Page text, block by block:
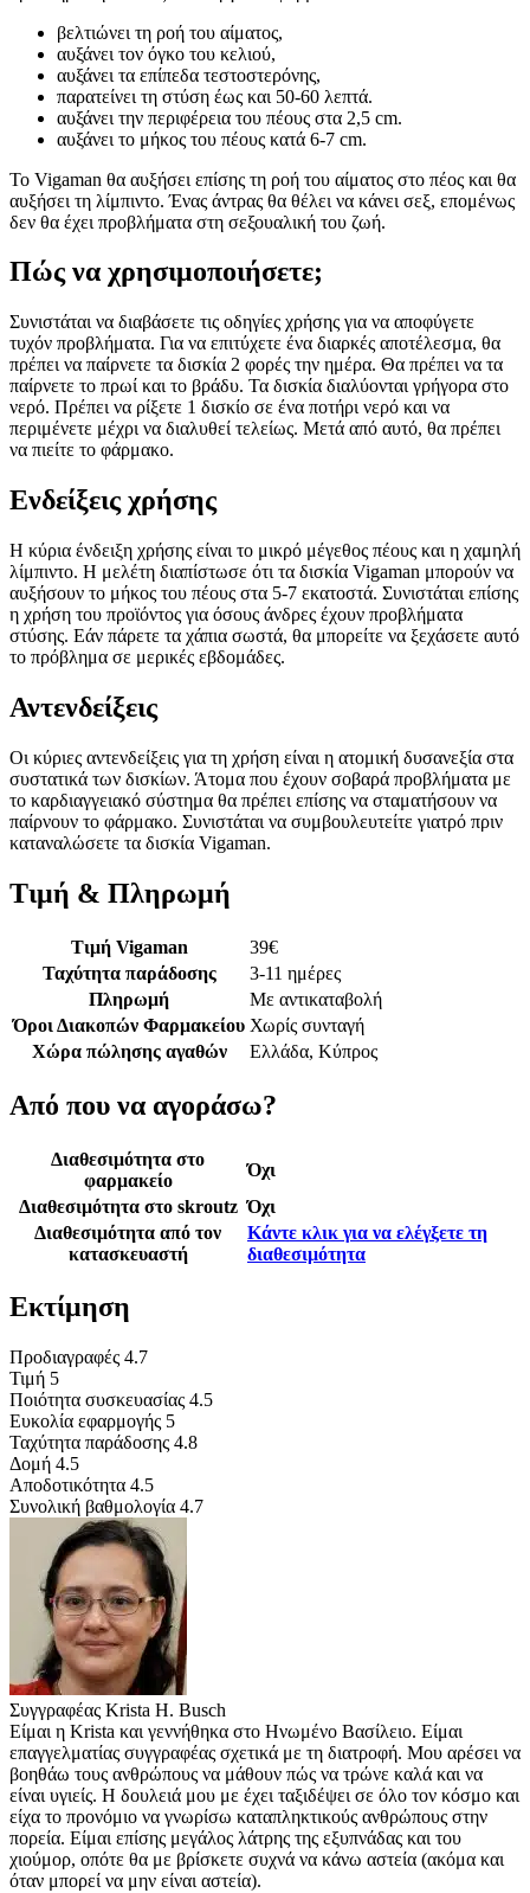
βελτιώνει τη ροή του αίματος,
αυξάνει τον όγκο του κελιού,
αυξάνει τα επίπεδα τεστοστερόνης,
παρατείνει τη στύση έως και 50-60 λεπτά.
αυξάνει την περιφέρεια του πέους στα 2,5 cm.
αυξάνει το μήκος του πέους κατά 6-7 cm.
Το Vigaman θα αυξήσει επίσης τη ροή του αίματος στο πέος και θα
αυξήσει τη λίμπιντο. Ένας άντρας θα θέλει να κάνει σεξ, επομένως
δεν θα έχει προβλήματα στη σεξουαλική του ζωή.
Πώς να χρησιμοποιήσετε;
Συνιστάται να διαβάσετε τις οδηγίες χρήσης για να αποφύγετε
τυχόν προβλήματα. Για να επιτύχετε ένα διαρκές αποτέλεσμα, θα
πρέπει να παίρνετε τα δισκία 2 φορές την ημέρα. Θα πρέπει να τα
παίρνετε το πρωί και το βράδυ. Τα δισκία διαλύονται γρήγορα στο
νερό. Πρέπει να ρίξετε 1 δισκίο σε ένα ποτήρι νερό και να
περιμένετε μέχρι να διαλυθεί τελείως. Μετά από αυτό, θα πρέπει
να πιείτε το φάρμακο.
Ενδείξεις χρήσης
Η κύρια ένδειξη χρήσης είναι το μικρό μέγεθος πέους και η χαμηλή
λίμπιντο. Η μελέτη διαπίστωσε ότι τα δισκία Vigaman μπορούν να
αυξήσουν το μήκος του πέους στα 5-7 εκατοστά. Συνιστάται επίσης
η χρήση του προϊόντος για όσους άνδρες έχουν προβλήματα
στύσης. Εάν πάρετε τα χάπια σωστά, θα μπορείτε να ξεχάσετε αυτό
το πρόβλημα σε μερικές εβδομάδες.
Αντενδείξεις
Οι κύριες αντενδείξεις για τη χρήση είναι η ατομική δυσανεξία στα
συστατικά των δισκίων. Άτομα που έχουν σοβαρά προβλήματα με
το καρδιαγγειακό σύστημα θα πρέπει επίσης να σταματήσουν να
παίρνουν το φάρμακο. Συνιστάται να συμβουλευτείτε γιατρό πριν
καταναλώσετε τα δισκία Vigaman.
Τιμή & Πληρωμή
Τιμή Vigaman 39€
Ταχύτητα παράδοσης
3-11 ημέρες
Πληρωμή
Με αντικαταβολή
Όροι Διακοπών Φαρμακείου Χωρίς συνταγή
Χώρα πώλησης αγαθών
Ελλάδα, Κύπρος
Από που να αγοράσω?
Διαθεσιμότητα στο
φαρμακείο
Όχι
Διαθεσιμότητα στο skroutz Όχι
Διαθεσιμότητα από τον
κατασκευαστή
Κάντε κλικ για να ελέγξετε τη
διαθεσιμότητα
Εκτίμηση
Προδιαγραφές 4.7
Τιμή 5
Ποιότητα συσκευασίας 4.5
Ευκολία εφαρμογής 5
Ταχύτητα παράδοσης 4.8
Δομή 4.5
Αποδοτικότητα 4.5
Συνολική βαθμολογία 4.7
Συγγραφέας Krista H. Busch
Είμαι η Krista και γεννήθηκα στο Ηνωμένο Βασίλειο. Είμαι
επαγγελματίας συγγραφέας σχετικά με τη διατροφή. Μου αρέσει να
βοηθάω τους ανθρώπους να μάθουν πώς να τρώνε καλά και να
είναι υγιείς. Η δουλειά μου με έχει ταξιδέψει σε όλο τον κόσμο και
είχα το προνόμιο να γνωρίσω καταπληκτικούς ανθρώπους στην
πορεία. Είμαι επίσης μεγάλος λάτρης της εξυπνάδας και του
χιούμορ, οπότε θα με βρίσκετε συχνά να κάνω αστεία (ακόμα και
όταν μπορεί να μην είναι αστεία).